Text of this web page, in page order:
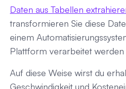
Daten aus Tabellen
transformieren Sie diese
einem
Plattform verarbeitet werden
Auf diese Weise wirst du
Geschwindigkeit und